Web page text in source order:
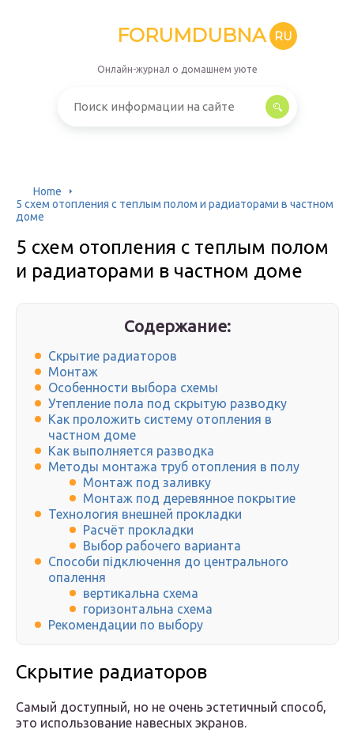
FORUMDUBNA RU
Онлайн-журнал о домашнем уюте
Home
5 схем отопления с теплым полом и радиаторами в частном
доме
5 схем отопления с теплым полом
и радиаторами в частном доме
Содержание:
Скрытие радиаторов
Монтаж
Особенности выбора схемы
Утепление пола под скрытую разводку
Как проложить систему отопления в
частном доме
Как выполняется разводка
Методы монтажа труб отопления в полу
Монтаж под заливку
Монтаж под деревянное покрытие
Технология внешней прокладки
Расчёт прокладки
Выбор рабочего варианта
Способи підключення до центрального
опалення
вертикальна схема
горизонтальна схема
Рекомендации по выбору
Скрытие радиаторов
Самый доступный, но не очень эстетичный способ,
это использование навесных экранов.